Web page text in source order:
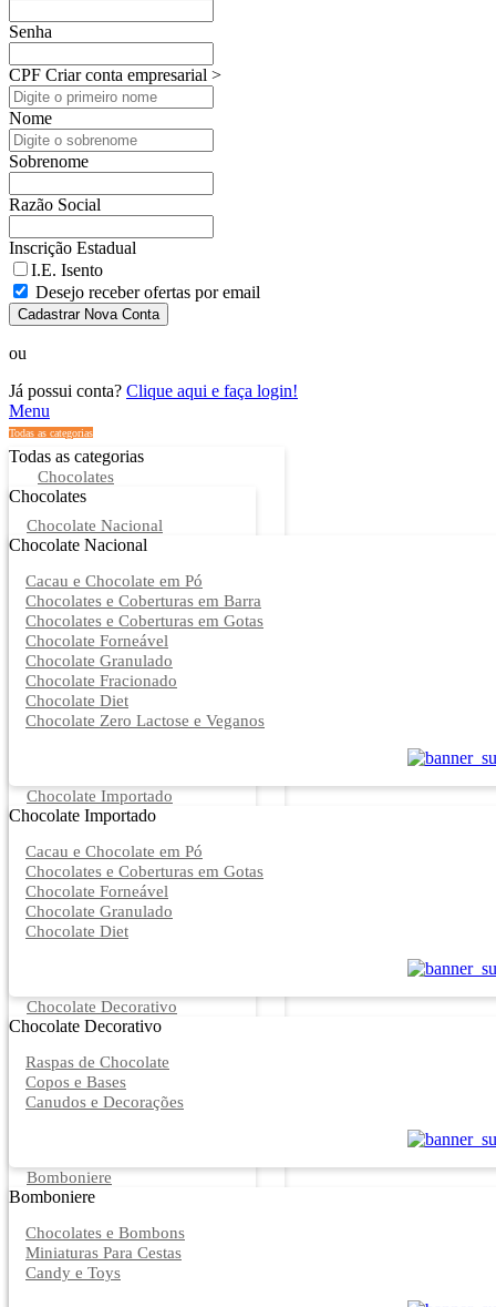
Senha
CPF Criar conta empresarial >
Nome
Sobrenome
Razão Social
Inscrição Estadual
I.E. Isento
Desejo receber ofertas por email
Cadastrar Nova Conta
ou
Já possui conta? Clique aqui e faça login!
Menu
Todas as categorias
Todas as categorias
Chocolates
Chocolates
Chocolate Nacional
Chocolate Nacional
Cacau e Chocolate em Pó
Chocolates e Coberturas em Barra
Chocolates e Coberturas em Gotas
Chocolate Forneável
Chocolate Granulado
Chocolate Fracionado
Chocolate Diet
Chocolate Zero Lactose e Veganos
Chocolate Importado
Chocolate Importado
Cacau e Chocolate em Pó
Chocolates e Coberturas em Gotas
Chocolate Forneável
Chocolate Granulado
Chocolate Diet
Chocolate Decorativo
Chocolate Decorativo
Raspas de Chocolate
Copos e Bases
Canudos e Decorações
Bomboniere
Bomboniere
Chocolates e Bombons
Miniaturas Para Cestas
Candy e Toys